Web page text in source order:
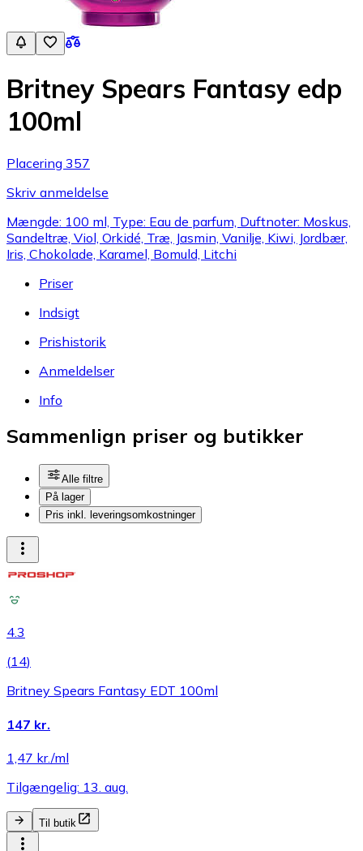
Britney Spears Fantasy edp
100ml
Placering 357
Skriv anmeldelse
Mængde: 100 ml, Type: Eau de parfum, Duftnoter: Moskus,
Sandeltræ, Viol, Orkidé, Træ, Jasmin, Vanilje, Kiwi, Jordbær,
Iris, Chokolade, Karamel, Bomuld, Litchi
Priser
Indsigt
Prishistorik
Anmeldelser
Info
Sammenlign priser og butikker
Alle filtre
På lager
Pris inkl. leveringsomkostninger
4.3
(14)
Britney Spears Fantasy EDT 100ml
147 kr.
1,47 kr./ml
Tilgængelig: 13. aug.
Til butik